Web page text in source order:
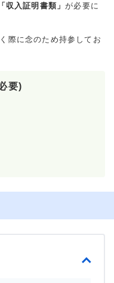
「収入証明書類」が必要に
際に念のため持参してお
要)